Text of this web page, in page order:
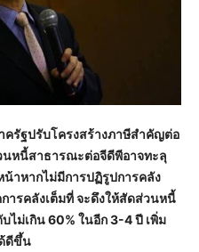
ครัฐปรับโครงสร้างภาษีสำคัญต่อ
นหนี้สาธารณะต่อจีดีพีอาจทะลุ
น้าหากไม่มีการปฏิรูปการคลัง
ารคลังเต็มที่ จะดึงให้สัดส่วนหนี้
ไม่เกิน 60% ในอีก3-4ปี เพิ่ม
ดีขึ้น